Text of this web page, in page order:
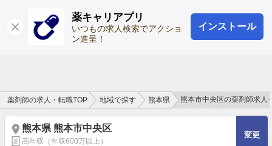
薬キャリアプリ
いつもの求人検索でアクショ
ン進呈！
インストール
ログイン 会員登録
薬剤師の求人・転職TOP 地域で探す 熊本県 熊本市中央区の薬剤師求人
熊本県 熊本市中央区
高年収（年収600万以上）
変更